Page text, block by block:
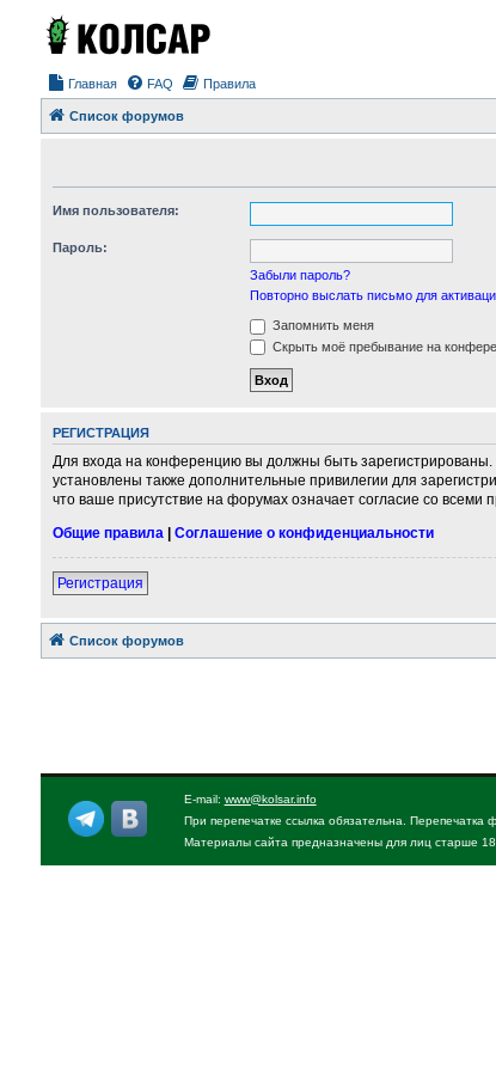
Главная FAQ Правила
Список форумов
Имя пользователя:
Пароль:
Забыли пароль?
Повторно выслать письмо для
Запомнить меня
Скрыть моё пребывание на
РЕГИСТРАЦИЯ
Для входа на конференцию вы должны быть зарегистрированы.
установлены также дополнительные привилегии для
что ваше присутствие на форумах означает согласие со всеми
Общие правила | Соглашение о конфиденциальности
Регистрация
Список форумов
E-mail: www@kolsar.info
При перепечатке ссылка обязательна. Перепечатка
Материалы сайта предназначены для лиц старше 18